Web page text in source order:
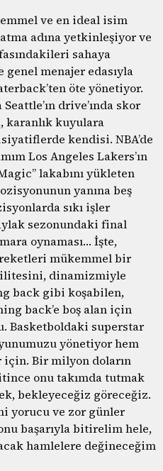
ve en ideal isim
adına yetkinleşiyor ve
sahaya
genel menajer edasıyla
öte yönetiyor.
drive’ında skor
karanlık kuyulara
kendisi. NBA’de
Los Angeles Lakers’ın
lakabını yükleten
yanına beş
sıkı işler
sezonundaki final
oynaması… İşte,
mükemmel bir
dinamizmiyle
back gibi koşabilen,
back’e boş alan için
Basketboldaki superstar
yönetiyor hem
için. Bir milyon doların
onu takımda tutmak
bekleyeceğiz göreceğiz.
yorucu ve zor günler
başarıyla bitirelim hele,
hamlelere değineceğim